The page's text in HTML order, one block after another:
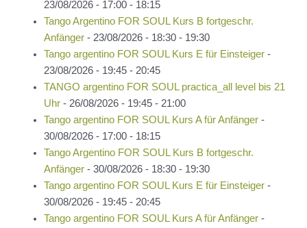
23/08/2026 - 17:00 - 18:15
Tango Argentino FOR SOUL Kurs B fortgeschr.
Anfänger- 23/08/2026 - 18:30 - 19:30
Tango argentino FOR SOUL Kurs E für Einsteiger-
23/08/2026 - 19:45 - 20:45
TANGO argentino FOR SOUL practica_all level bis 21
Uhr- 26/08/2026 - 19:45 - 21:00
Tango argentino FOR SOUL Kurs A für Anfänger-
30/08/2026 - 17:00 - 18:15
Tango Argentino FOR SOUL Kurs B fortgeschr.
Anfänger- 30/08/2026 - 18:30 - 19:30
Tango argentino FOR SOUL Kurs E für Einsteiger-
30/08/2026 - 19:45 - 20:45
Tango argentino FOR SOUL Kurs A für Anfänger-